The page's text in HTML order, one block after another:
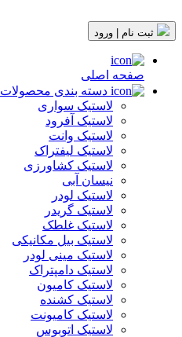
صفحه اصلی
دسته بندی محصولات
لاستیک سواری
لاستیک آفرود
لاستیک وانت
لاستیک لیفتراک
لاستیک کشاورزی
نیسان آبی
لاستیک لودر
لاستیک گریدر
لاستیک غلطک
لاستیک بیل مکانیکی
لاستیک مینی لودر
لاستیک دامپتراک
لاستیک کامیون
لاستیک کشنده
لاستیک کامیونت
لاستیک اتوبوس